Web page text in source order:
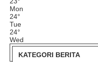
Mon
24°
Tue
24°
Wed
KATEGORI BERITA